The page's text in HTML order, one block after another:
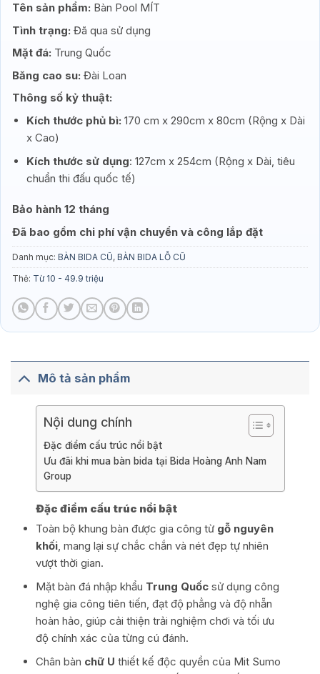
Tên sản phẩm: Bàn Pool MÍT
Tình trạng: Đã qua sử dụng
Mặt đá: Trung Quốc
Băng cao su: Đài Loan
Thông số kỷ thuật:
Kích thước phủ bì: 170 cm x 290cm x 80cm (Rộng x Dài
x Cao)
Kích thước sử dụng: 127cm x 254cm (Rộng x Dài, tiêu
chuẩn thi đấu quốc tế)
Bảo hành 12 tháng
Đã bao gồm chi phí vận chuyển và công lắp đặt
Danh mục: BÀN BIDA CŨ, BÀN BIDA LỖ CŨ
Thẻ: Từ 10 - 49.9 triệu
Mô tả sản phẩm
Nội dung chính
Đặc điểm cấu trúc nổi bật
Ưu đãi khi mua bàn bida tại Bida Hoàng Anh Nam
Group
Đặc điểm cấu trúc nổi bật
Toàn bộ khung bàn được gia công từ gỗ nguyên
khối, mang lại sự chắc chắn và nét đẹp tự nhiên
vượt thời gian.
Mặt bàn đá nhập khẩu Trung Quốcsử dụng công
nghệ gia công tiên tiến, đạt độ phẳng và độ nhẵn
hoàn hảo, giúp cải thiện trải nghiệm chơi và tối ưu
độ chính xác của từng cú đánh.
Chân bàn chữ U thiết kế độc quyền của Mit Sumo